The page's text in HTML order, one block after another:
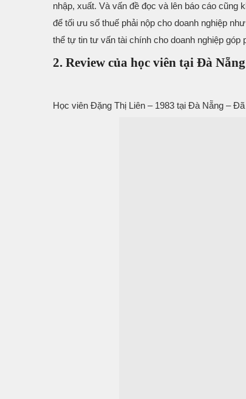
nhập, xuất. Và vấn đề đọc và lên báo cáo cũng
để tối ưu số thuế phải nộp cho doanh nghiệp
thể tự tin tư vấn tài chính cho doanh nghiệp góp
2. Review của học viên tại Đà
Học viên Đặng Thị Liên – 1983 tại Đà Nẵng –